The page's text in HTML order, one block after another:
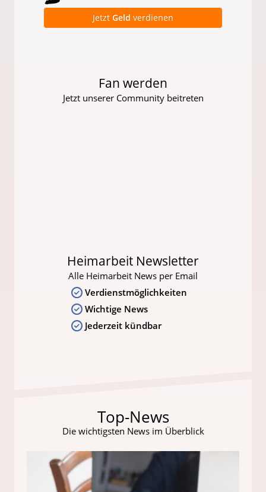
Jetzt Geld verdienen
Fan werden
Jetzt unserer Community beitreten
Heimarbeit Newsletter
Alle Heimarbeit News per Email
Verdienstmöglichkeiten
Wichtige News
Jederzeit kündbar
Top-News
Die wichtigsten News im Überblick